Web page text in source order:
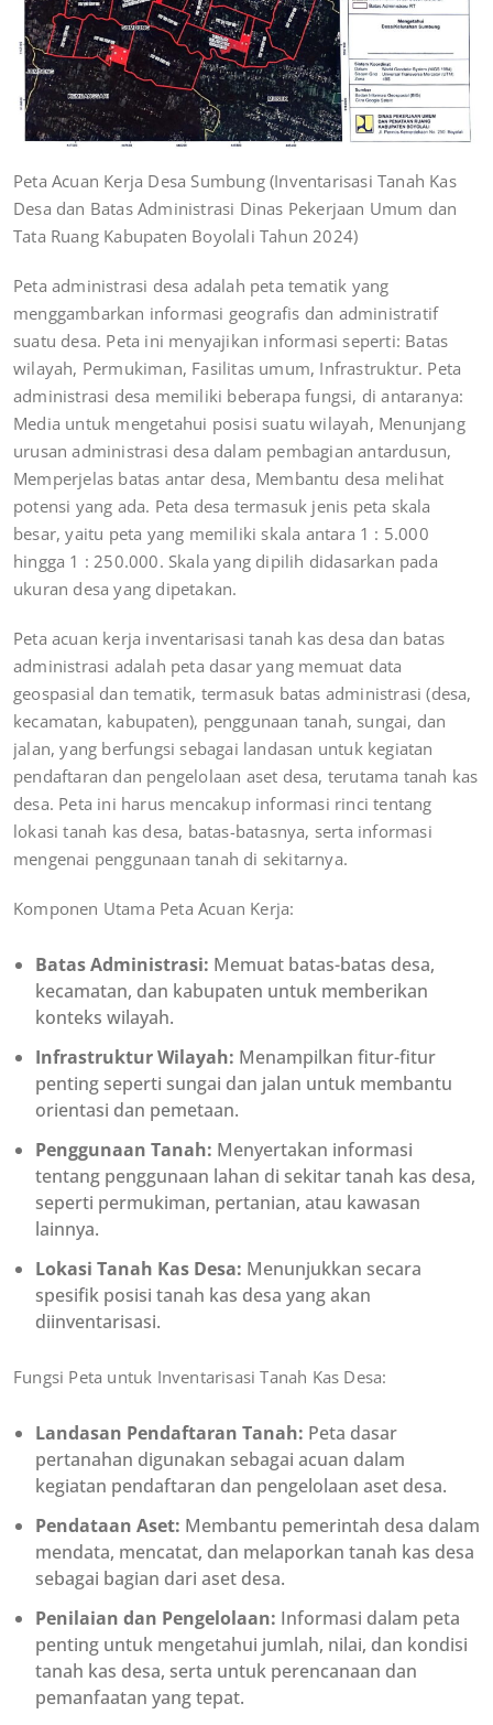
Peta Acuan Kerja Desa Sumbung (Inventarisasi Tanah Kas
Desa dan Batas Administrasi Dinas Pekerjaan Umum dan
Tata Ruang Kabupaten Boyolali Tahun 2024)
Peta administrasi desa adalah peta tematik yang
menggambarkan informasi geografis dan administratif
suatu desa. Peta ini menyajikan informasi seperti: Batas
wilayah, Permukiman, Fasilitas umum, Infrastruktur. Peta
administrasi desa memiliki beberapa fungsi, di antaranya:
Media untuk mengetahui posisi suatu wilayah, Menunjang
urusan administrasi desa dalam pembagian antardusun,
Memperjelas batas antar desa, Membantu desa melihat
potensi yang ada. Peta desa termasuk jenis peta skala
besar, yaitu peta yang memiliki skala antara 1 : 5.000
hingga 1 : 250.000. Skala yang dipilih didasarkan pada
ukuran desa yang dipetakan.
Peta acuan kerja inventarisasi tanah kas desa dan batas
administrasi adalah peta dasar yang memuat data
geospasial dan tematik, termasuk batas administrasi (desa,
kecamatan, kabupaten), penggunaan tanah, sungai, dan
jalan, yang berfungsi sebagai landasan untuk kegiatan
pendaftaran dan pengelolaan aset desa, terutama tanah kas
desa. Peta ini harus mencakup informasi rinci tentang
lokasi tanah kas desa, batas-batasnya, serta informasi
mengenai penggunaan tanah di sekitarnya.
Komponen Utama Peta Acuan Kerja:
Batas Administrasi: Memuat batas-batas desa,
kecamatan, dan kabupaten untuk memberikan
konteks wilayah.
Infrastruktur Wilayah: Menampilkan fitur-fitur
penting seperti sungai dan jalan untuk membantu
orientasi dan pemetaan.
Penggunaan Tanah: Menyertakan informasi
tentang penggunaan lahan di sekitar tanah kas desa,
seperti permukiman, pertanian, atau kawasan
lainnya.
Lokasi Tanah Kas Desa: Menunjukkan secara
spesifik posisi tanah kas desa yang akan
diinventarisasi.
Fungsi Peta untuk Inventarisasi Tanah Kas Desa:
Landasan Pendaftaran Tanah: Peta dasar
pertanahan digunakan sebagai acuan dalam
kegiatan pendaftaran dan pengelolaan aset desa.
Pendataan Aset: Membantu pemerintah desa dalam
mendata, mencatat, dan melaporkan tanah kas desa
sebagai bagian dari aset desa.
Penilaian dan Pengelolaan: Informasi dalam peta
penting untuk mengetahui jumlah, nilai, dan kondisi
tanah kas desa, serta untuk perencanaan dan
pemanfaatan yang tepat.